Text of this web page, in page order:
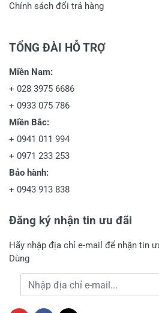
Chính sách đổi trả hàng
TỔNG ĐÀI HỖ TRỢ
Miền Nam:
+ 028 3975 6686
+ 0933 075 786
Miền Bắc:
+ 0941 011 994
+ 0971 233 253
Bảo hành:
+ 0943 913 838
Đăng ký nhận tin ưu đãi
Hãy nhập địa chỉ e-mail để nhận tin
Dùng
Địa chỉ e-mail